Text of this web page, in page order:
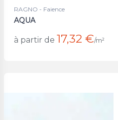
RAGNO - Faience
AQUA
à partir de 17,32 €/m²